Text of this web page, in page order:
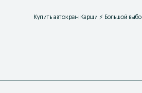
Купить автокран Карши ⚡️ Большой